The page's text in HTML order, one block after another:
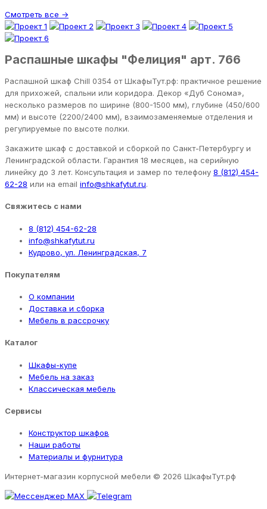
Смотреть все →
Распашные шкафы "Фелиция" арт. 766
Распашной шкаф Chill 0354 от ШкафыТут.рф: практичное решение
для прихожей, спальни или коридора. Декор «Дуб Сонома»,
несколько размеров по ширине (800-1500 мм), глубине (450/600
мм) и высоте (2200/2400 мм), взаимозаменяемые отделения и
регулируемые по высоте полки.
Закажите шкаф с доставкой и сборкой по Санкт-Петербургу и
Ленинградской области. Гарантия 18 месяцев, на серийную
линейку до 3 лет. Консультация и замер по телефону 8 (812) 454-
62-28 или на email info@shkafytut.ru.
Свяжитесь с нами
8 (812) 454-62-28
info@shkafytut.ru
Кудрово, ул. Ленинградская, 7
Покупателям
О компании
Доставка и сборка
Мебель в рассрочку
Каталог
Шкафы-купе
Мебель на заказ
Классическая мебель
Сервисы
Конструктор шкафов
Наши работы
Материалы и фурнитура
Интернет-магазин корпусной мебели © 2026 ШкафыТут.рф